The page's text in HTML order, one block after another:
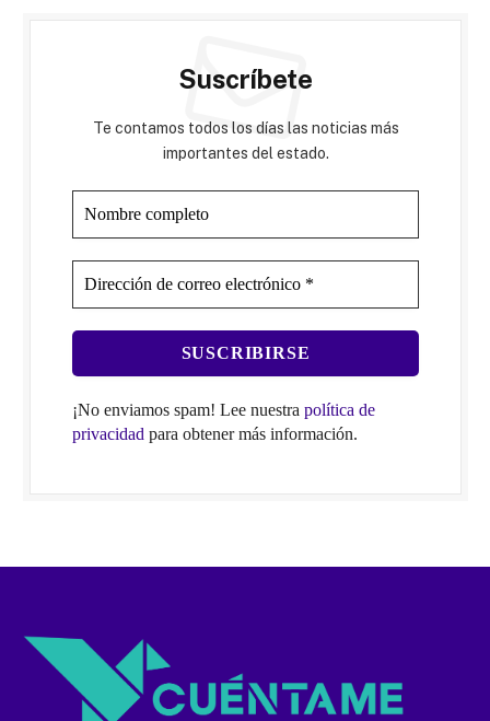
Suscríbete
Te contamos todos los días las noticias más
importantes del estado.
¡No enviamos spam! Lee nuestra política de
privacidad para obtener más información.